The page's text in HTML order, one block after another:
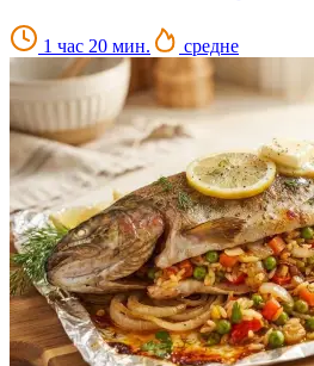
1 час 20 мин. средне